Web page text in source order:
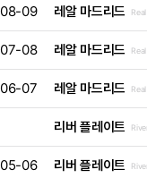
08-09 레알 마드리드
07-08 레알 마드리드
06-07 레알 마드리드
리버 플레이트
05-06 리버 플레이트